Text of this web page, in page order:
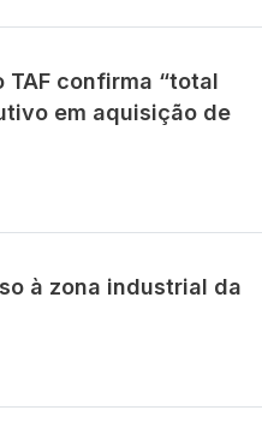
confirma “total
em aquisição de
à zona industrial da